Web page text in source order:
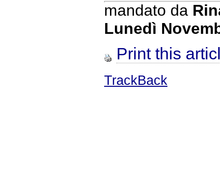
mandato da
Lunedì
Print this
TrackBack